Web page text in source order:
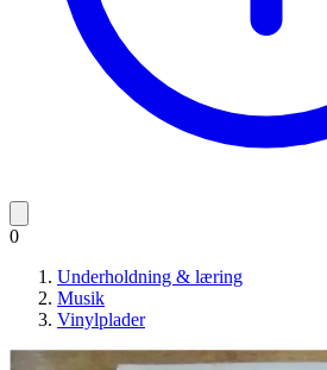
0
Underholdning & læring
Musik
Vinylplader